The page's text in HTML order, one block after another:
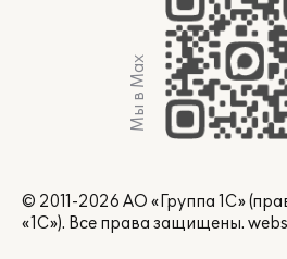
Мы в Max
© 2011-2026 АО «Группа 1С»
«1С»). Все права защищены.